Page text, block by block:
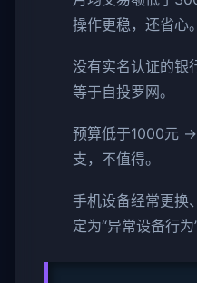
操作更稳，还省心。
没有实名认证的银
等于自投罗网。
预算低于1000元
支，不值得。
手机设备经常更换
定为“异常设备行为